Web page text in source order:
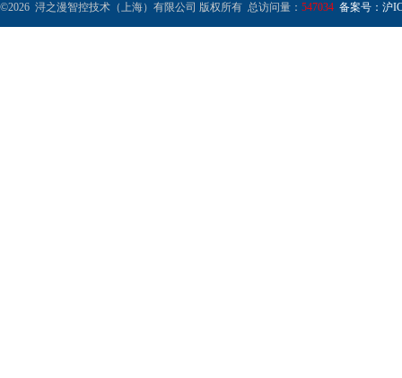
©2026 浔之漫智控技术（上海）有限公司 版权所有 总访问量： 547034 备案号：沪